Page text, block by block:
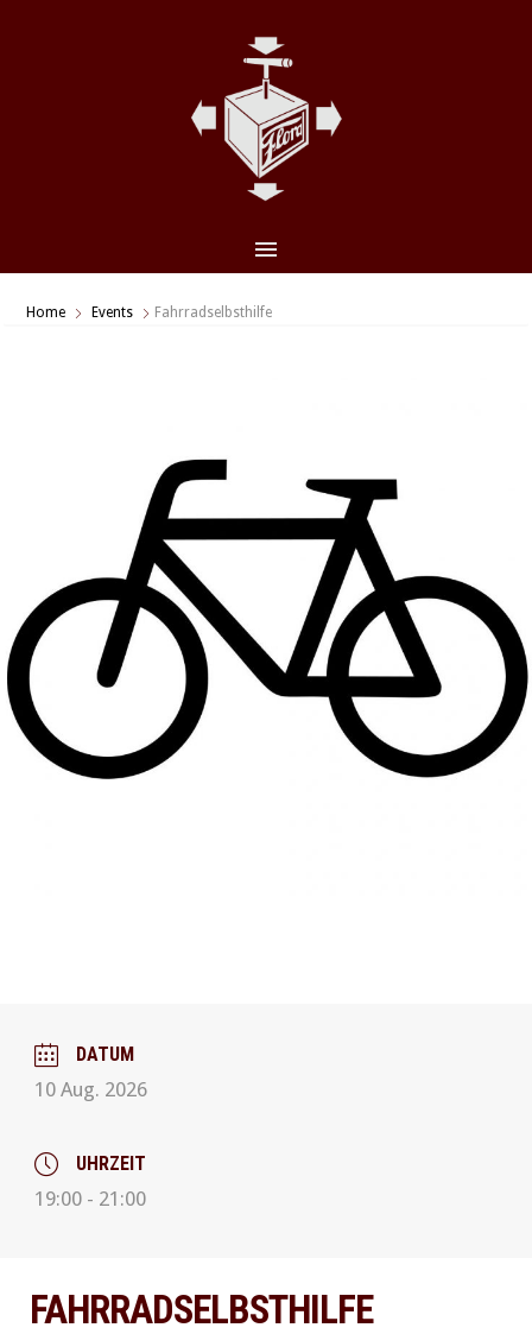
Home Events Fahrradselbsthilfe
DATUM
10 Aug. 2026
UHRZEIT
19:00 - 21:00
FAHRRADSELBSTHILFE